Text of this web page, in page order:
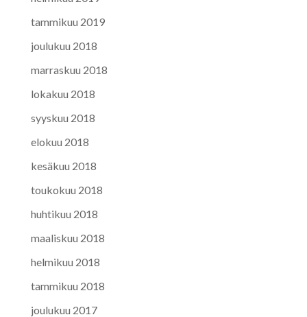
tammikuu 2019
joulukuu 2018
marraskuu 2018
lokakuu 2018
syyskuu 2018
elokuu 2018
kesäkuu 2018
toukokuu 2018
huhtikuu 2018
maaliskuu 2018
helmikuu 2018
tammikuu 2018
joulukuu 2017